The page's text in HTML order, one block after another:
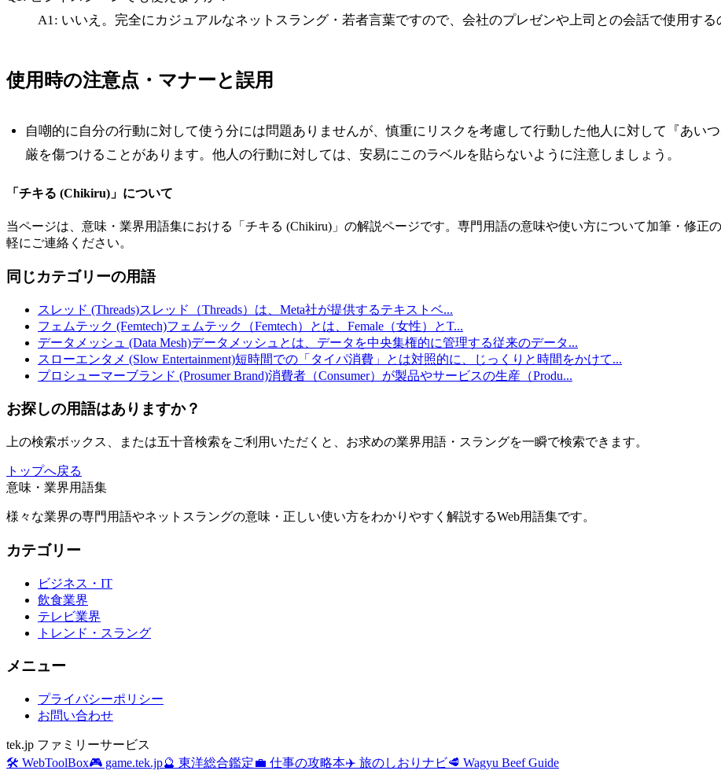
A1: いいえ。完全にカジュアルなネットスラング・若者言葉ですので、会社のプレゼンや上司との会話で使用す
使用時の注意点・マナーと誤用
自嘲的に自分の行動に対して使う分には問題ありませんが、慎重にリスクを考慮して行動した他人に対して『あい
厳を傷つけることがあります。他人の行動に対しては、安易にこのラベルを貼らないように注意しましょう。
「 チキる (Chikiru) 」について
当ページは、意味・業界用語集における「 チキる (Chikiru) 」の解説ページです。専門用語の意味や使い方について加筆・修
軽にご連絡ください。
同じカテゴリーの用語
スレッド (Threads)スレッド（Threads）は、Meta社が提供するテキストベ...
フェムテック (Femtech)フェムテック（Femtech）とは、Female（女性）とT...
データメッシュ (Data Mesh)データメッシュとは、データを中央集権的に管理する従来のデータ...
スローエンタメ (Slow Entertainment)短時間での「タイパ消費」とは対照的に、じっくりと時間をかけて...
プロシューマーブランド (Prosumer Brand)消費者（Consumer）が製品やサービスの生産（Produ...
お探しの用語はありますか？
上の検索ボックス、または五十音検索をご利用いただくと、お求めの業界用語・スラングを一瞬で検索できます。
トップへ戻る
意味・業界用語集
様々な業界の専門用語やネットスラングの意味・正しい使い方をわかりやすく解説するWeb用語集です。
カテゴリー
ビジネス・IT
飲食業界
テレビ業界
トレンド・スラング
メニュー
プライバシーポリシー
お問い合わせ
tek.jp ファミリーサービス
🛠️ WebToolBox🎮 game.tek.jp🔮 東洋総合鑑定💼 仕事の攻略本✈️ 旅のしおりナビ🥩 Wagyu Beef Guide